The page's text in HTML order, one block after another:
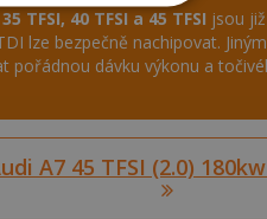
35 TFSI, 40 TFSI a 45 TFSI jsou
lze bezpečně nachipovat.
pořádnou dávku výkonu a
A7 45 TFSI (2.0)